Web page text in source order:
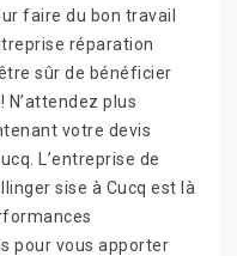
faire du bon travail
réparation
sûr de bénéficier
plus
votre devis
L’entreprise de
sise à Cucq est là
pour vous apporter